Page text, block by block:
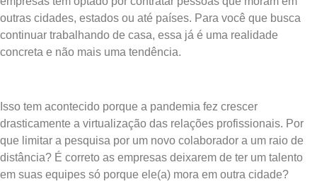
outras cidades, estados ou até países. Para você que busca
continuar trabalhando de casa, essa já é uma realidade
concreta e não mais uma tendência.
Isso tem acontecido porque a pandemia fez crescer
drasticamente a virtualização das relações profissionais. Por
que limitar a pesquisa por um novo colaborador a um raio de
distância? É correto as empresas deixarem de ter um talento
em suas equipes só porque ele(a) mora em outra cidade?